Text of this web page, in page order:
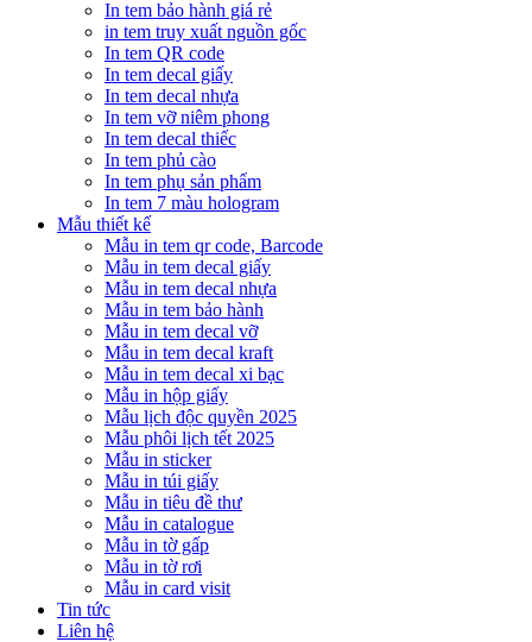
In tem bảo hành giá rẻ
in tem truy xuất nguồn gốc
In tem QR code
In tem decal giấy
In tem decal nhựa
In tem vỡ niêm phong
In tem decal thiếc
In tem phủ cào
In tem phụ sản phẩm
In tem 7 màu hologram
Mẫu thiết kế
Mẫu in tem qr code, Barcode
Mẫu in tem decal giấy
Mẫu in tem decal nhựa
Mẫu in tem bảo hành
Mẫu in tem decal vỡ
Mẫu in tem decal kraft
Mẫu in tem decal xi bạc
Mẫu in hộp giấy
Mẫu lịch độc quyền 2025
Mẫu phôi lịch tết 2025
Mẫu in sticker
Mẫu in túi giấy
Mẫu in tiêu đề thư
Mẫu in catalogue
Mẫu in tờ gấp
Mẫu in tờ rơi
Mẫu in card visit
Tin tức
Liên hệ